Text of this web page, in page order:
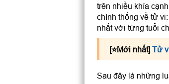
trên nhiều khía
chính thống về tử vi:
nhất với từng tuổi
[⭐️Mới nhất] Tử
Sau đây là những